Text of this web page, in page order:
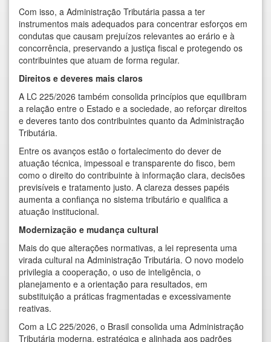
Com isso, a Administração Tributária passa a ter
instrumentos mais adequados para concentrar esforços em
condutas que causam prejuízos relevantes ao erário e à
concorrência, preservando a justiça fiscal e protegendo os
contribuintes que atuam de forma regular.
Direitos e deveres mais claros
A LC 225/2026 também consolida princípios que equilibram
a relação entre o Estado e a sociedade, ao reforçar direitos
e deveres tanto dos contribuintes quanto da Administração
Tributária.
Entre os avanços estão o fortalecimento do dever de
atuação técnica, impessoal e transparente do fisco, bem
como o direito do contribuinte à informação clara, decisões
previsíveis e tratamento justo. A clareza desses papéis
aumenta a confiança no sistema tributário e qualifica a
atuação institucional.
Modernização e mudança cultural
Mais do que alterações normativas, a lei representa uma
virada cultural na Administração Tributária. O novo modelo
privilegia a cooperação, o uso de inteligência, o
planejamento e a orientação para resultados, em
substituição a práticas fragmentadas e excessivamente
reativas.
Com a LC 225/2026, o Brasil consolida uma Administração
Tributária moderna, estratégica e alinhada aos padrões